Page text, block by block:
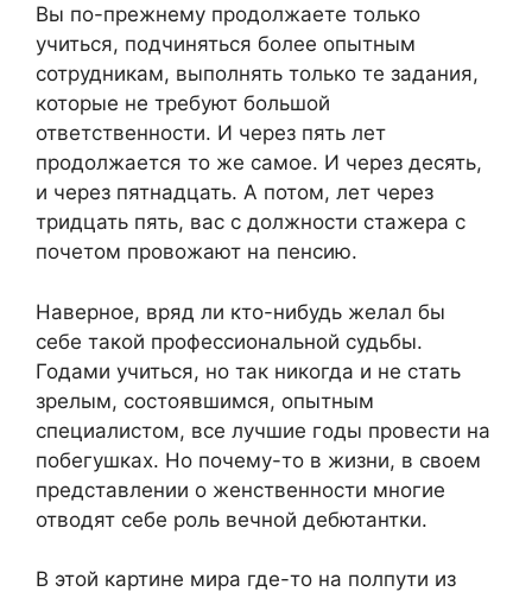
Вы по-прежнему продолжаете только
учиться, подчиняться более опытным
сотрудникам, выполнять только те задания,
которые не требуют большой
ответственности. И через пять лет
продолжается то же самое. И через десять,
и через пятнадцать. А потом, лет через
тридцать пять, вас с должности стажера с
почетом провожают на пенсию.
Наверное, вряд ли кто-нибудь желал бы
себе такой профессиональной судьбы.
Годами учиться, но так никогда и не стать
зрелым, состоявшимся, опытным
специалистом, все лучшие годы провести на
побегушках. Но почему-то в жизни, в своем
представлении о женственности многие
отводят себе роль вечной дебютантки.
В этой картине мира где-то на полпути из